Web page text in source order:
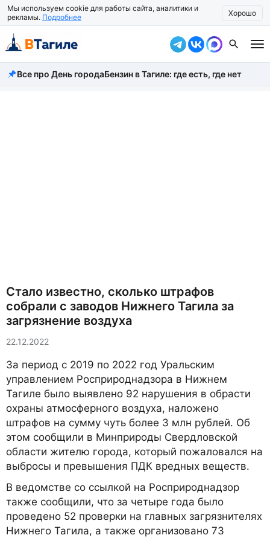
Мы используем cookie для работы сайта, аналитики и
рекламы. Подробнее Хорошо
Все новости
Все про День городаБензин в Тагиле: где есть, где нет
Стало известно, сколько штрафов
собрали с заводов Нижнего Тагила за
загрязнение воздуха
22.12.2022
За период с 2019 по 2022 год Уральским
управлением Росприроднадзора в Нижнем
Тагиле было выявлено 92 нарушения в обрасти
охраны атмосферного воздуха, наложено
штрафов на сумму чуть более 3 млн рублей. Об
этом сообщили в Минприроды Свердловской
области жителю города, который пожаловался на
выбросы и превышения ПДК вредных веществ.
В ведомстве со ссылкой на Росприроднадзор
также сообщили, что за четыре года было
проведено 52 проверки на главных загрязнителях
Нижнего Тагила, а также организовано 73